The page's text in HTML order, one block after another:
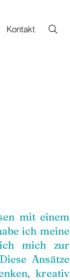
Kontakt
mit einem
ich meine
ich mich zur
Ansätze
kreativ